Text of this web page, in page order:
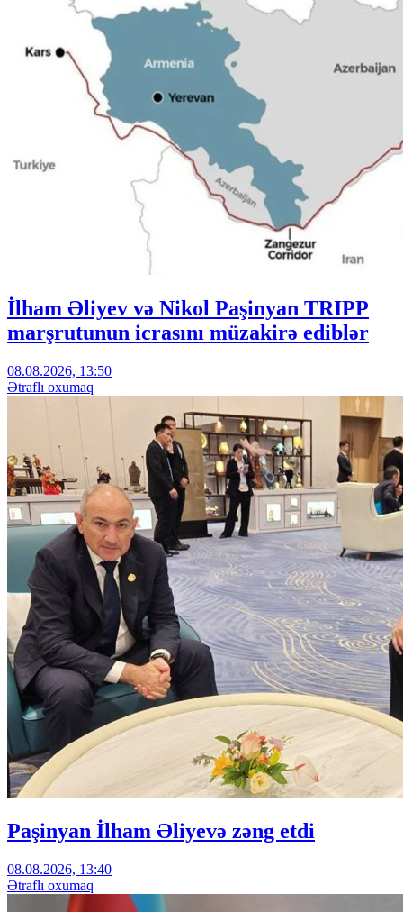
İlham Əliyev və Nikol Paşinyan TRIPP
marşrutunun icrasını müzakirə ediblər
08.08.2026, 13:50
Ətraflı oxumaq
Paşinyan İlham Əliyevə zəng etdi
08.08.2026, 13:40
Ətraflı oxumaq